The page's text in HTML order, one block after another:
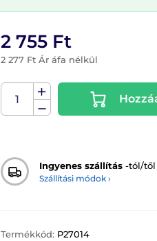
2 755 Ft
2 277 Ft Ár áfa nélkül
Ingyenes szállítás -tól/től
Szállítási módok ›
Termékkód: P27014